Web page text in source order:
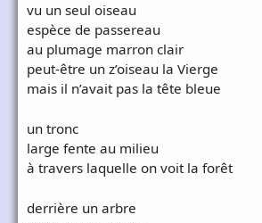
vu un seul oiseau
espèce de passereau
au plumage marron clair
peut-être un z’oiseau la Vierge
mais il n’avait pas la tête bleue
un tronc
large fente au milieu
à travers laquelle on voit la forêt
derrière un arbre